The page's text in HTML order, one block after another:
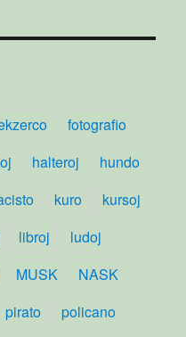
fotografio
halteroj
hundo
kuro
kursoj
libroj
ludoj
MUSK
NASK
pirato
policano